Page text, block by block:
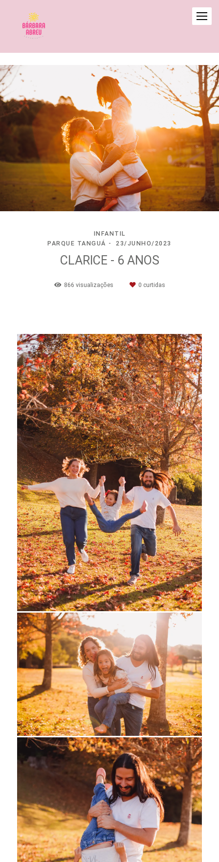
INFANTIL
PARQUE TANGUÁ
23/JUNHO/2023
CLARICE - 6 ANOS
866 visualizações 0 curtidas